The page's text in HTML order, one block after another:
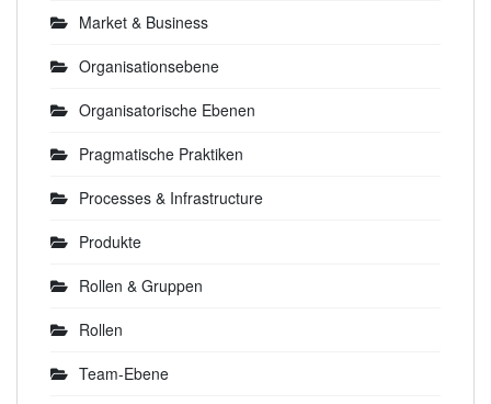
Market & Business
Organisationsebene
Organisatorische Ebenen
Pragmatische Praktiken
Processes & Infrastructure
Produkte
Rollen & Gruppen
Rollen
Team-Ebene